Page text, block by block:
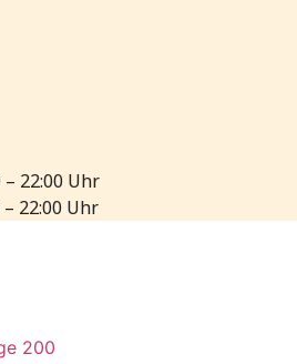
22:00 Uhr
– 22:00 Uhr